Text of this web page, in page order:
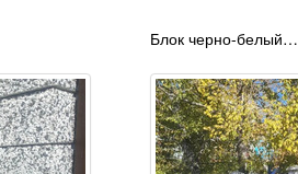
Блок черно-белый…